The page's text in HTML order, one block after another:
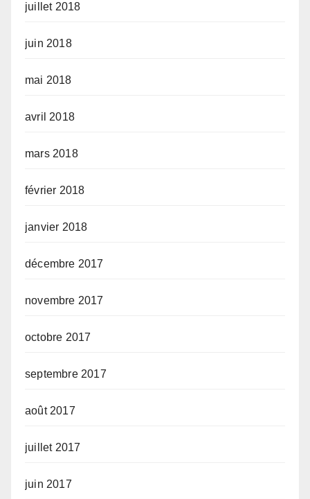
juillet 2018
juin 2018
mai 2018
avril 2018
mars 2018
février 2018
janvier 2018
décembre 2017
novembre 2017
octobre 2017
septembre 2017
août 2017
juillet 2017
juin 2017